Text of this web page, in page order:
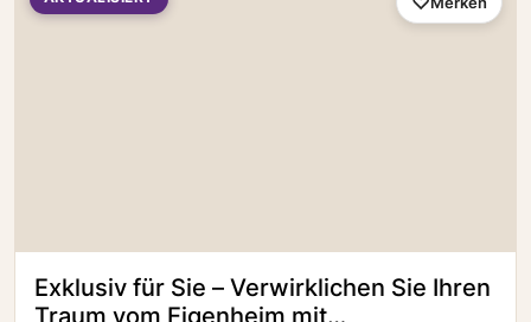
Exklusiv für Sie – Verwirklichen Sie Ihren
Traum vom Eigenheim mit